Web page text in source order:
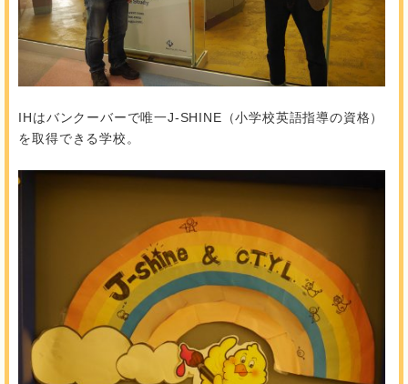
IHはバンクーバーで唯一J-SHINE（小学校英語指導の資格）
を取得できる学校。